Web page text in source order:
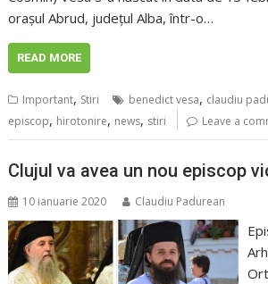
orașul Abrud, județul Alba, într-o…
READ MORE
Important, Stiri benedict vesa, claudiu
episcop, hirotonire, news, stiri Leave a
Clujul va avea un nou episcop
10 ianuarie 2020 Claudiu Padurean